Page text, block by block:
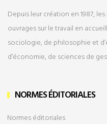
Depuis leur création en 1987,
ouvrages sur le travail en
sociologie, de philosophie et
d’économie, de sciences de
NORMES ÉDITORIALES
Normes éditoriales